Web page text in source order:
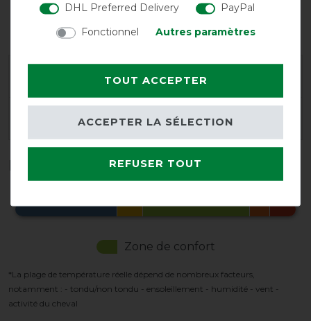
Encolure
Sous-
possible
Fermeture
Garantie du fabricant
Conseils de lavage et d'entretien
Plage de température en °C*
Zone de confort
*La plage de température réelle dépend de nombreux facteurs,
notamment : - tondu/non tondu - ensoleillement - humidité - vent -
activité du cheval
DHL Preferred Delivery
PayPal
Fonctionnel
Autres paramètres
TOUT ACCEPTER
REFUSER TOUT
ACCEPTER LA SÉLECTION